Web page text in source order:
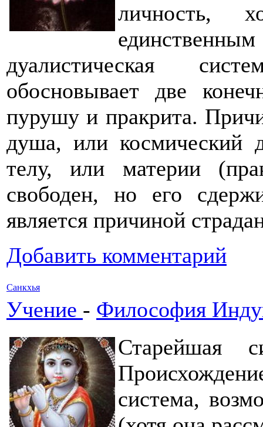
личность,
дуалистическая
обосновывает две
пурушу и пракрита.
душа, или космический
телу, или материи
свободен, но его
является причиной
Добавить комментарий
Санкхья
Учение - Философия
Старейшая
система,